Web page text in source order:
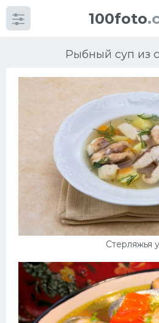
100foto
Рыбный суп из
Стерляжья
Категориикартинок
Мясные блюда
Выпечка
Десерт
Напитки